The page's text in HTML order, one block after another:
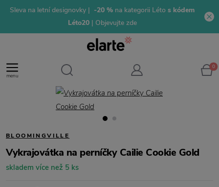
Sleva na letní designovky | -20 % na kategorii Léto s kódem
Léto20 | Objevujte zde
menu
0
BLOOMINGVILLE
Vykrajovátka na perníčky Cailie Cookie Gold
skladem více než 5 ks